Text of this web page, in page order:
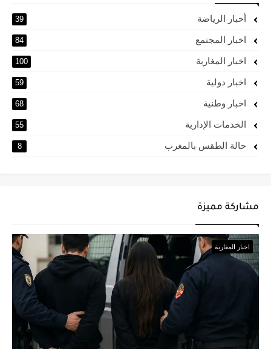
أخبار الرياضة 39
اخبار المجتمع 84
اخبار المغاربة 100
اخبار دولية 59
اخبار وطنية 68
الخدمات الإدارية 55
حالة الطقس بالمغرب 8
مشاركة مميزة
اخبار المغاربة